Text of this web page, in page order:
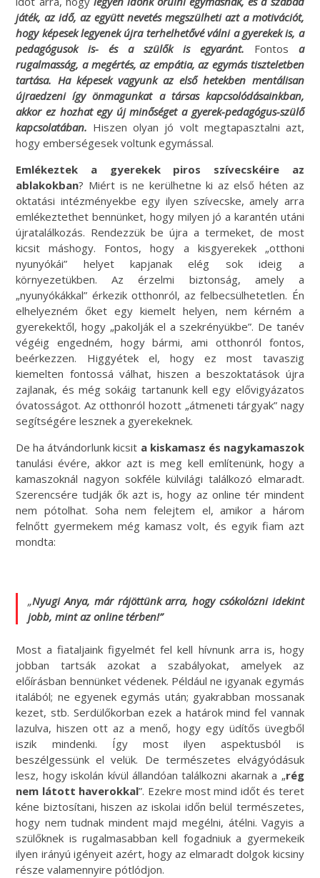
játék, az idő, az együtt nevetés megszülheti azt a motivációt,
hogy képesek legyenek újra terhelhetővé válni a gyerekek is, a
pedagógusok is- és a szülők is egyaránt. Fontos a
rugalmasság, a megértés, az empátia, az egymás tiszteletben
tartása. Ha képesek vagyunk az első hetekben mentálisan
újraedzeni így önmagunkat a társas kapcsolódásainkban,
akkor ez hozhat egy új minőséget a gyerek-pedagógus-szülő
kapcsolatában. Hiszen olyan jó volt megtapasztalni azt,
hogy emberségesek voltunk egymással.
Emlékeztek a gyerekek piros szívecskéire az
ablakokban? Miért is ne kerülhetne ki az első héten az
oktatási intézményekbe egy ilyen szívecske, amely arra
emlékeztethet bennünket, hogy milyen jó a karantén utáni
újratalálkozás. Rendezzük be újra a termeket, de most
kicsit máshogy. Fontos, hogy a kisgyerekek „otthoni
nyunyókái” helyet kapjanak elég sok ideig a
környezetükben. Az érzelmi biztonság, amely a
„nyunyókákkal” érkezik otthonról, az felbecsülhetetlen. Én
elhelyezném őket egy kiemelt helyen, nem kérném a
gyerekektől, hogy „pakolják el a szekrényükbe”. De tanév
végéig engedném, hogy bármi, ami otthonról fontos,
beérkezzen. Higgyétek el, hogy ez most tavaszig
kiemelten fontossá válhat, hiszen a beszoktatások újra
zajlanak, és még sokáig tartanunk kell egy elővigyázatos
óvatosságot. Az otthonról hozott „átmeneti tárgyak” nagy
segítségére lesznek a gyerekeknek.
De ha átvándorlunk kicsit a kiskamasz és nagykamaszok
tanulási évére, akkor azt is meg kell említenünk, hogy a
kamaszoknál nagyon sokféle külvilági találkozó elmaradt.
Szerencsére tudják ők azt is, hogy az online tér mindent
nem pótolhat. Soha nem felejtem el, amikor a három
felnőtt gyermekem még kamasz volt, és egyik fiam azt
mondta:
„Nyugi Anya, már rájöttünk arra, hogy csókolózni idekint
jobb, mint az online térben!”
Most a fiataljaink figyelmét fel kell hívnunk arra is, hogy
jobban tartsák azokat a szabályokat, amelyek az
előírásban bennünket védenek. Például ne igyanak egymás
italából; ne egyenek egymás után; gyakrabban mossanak
kezet, stb. Serdülőkorban ezek a határok mind fel vannak
lazulva, hiszen ott az a menő, hogy egy üdítős üvegből
iszik mindenki. Így most ilyen aspektusból is
beszélgessünk el velük. De természetes elvágyódásuk
lesz, hogy iskolán kívül állandóan találkozni akarnak a „rég
nem látott haverokkal”. Ezekre most mind időt és teret
kéne biztosítani, hiszen az iskolai időn belül természetes,
hogy nem tudnak mindent majd megélni, átélni. Vagyis a
szülőknek is rugalmasabban kell fogadniuk a gyermekeik
ilyen irányú igényeit azért, hogy az elmaradt dolgok kicsiny
része valamennyire pótlódjon.